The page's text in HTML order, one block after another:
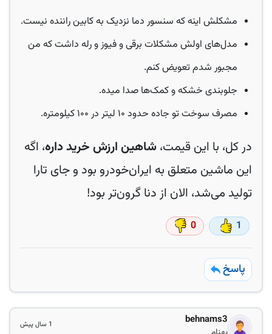
مشکلش اینه که سنسور دما نزدیک به کابین راننده نیست.
مدل‌های اولش مشکلات برقی و فیوز و رله داشت که من
مجبور شدم تعویض کنم.
جلوبندی خشکه و کمک‌ها صدا میده.
مصرف سوخت تو جاده حدود ۱۰ لیتر در ۱۰۰ کیلومتره.
در کل، با این قیمت،شاهین ارزش خرید داره، اگه
این ماشین متعلق به ایران‌خودرو بود و جای تارا
تولید می‌شد، الان از دنا گرون‌تر بود!
1
0
پاسخ
behnams3 1 سال پیش